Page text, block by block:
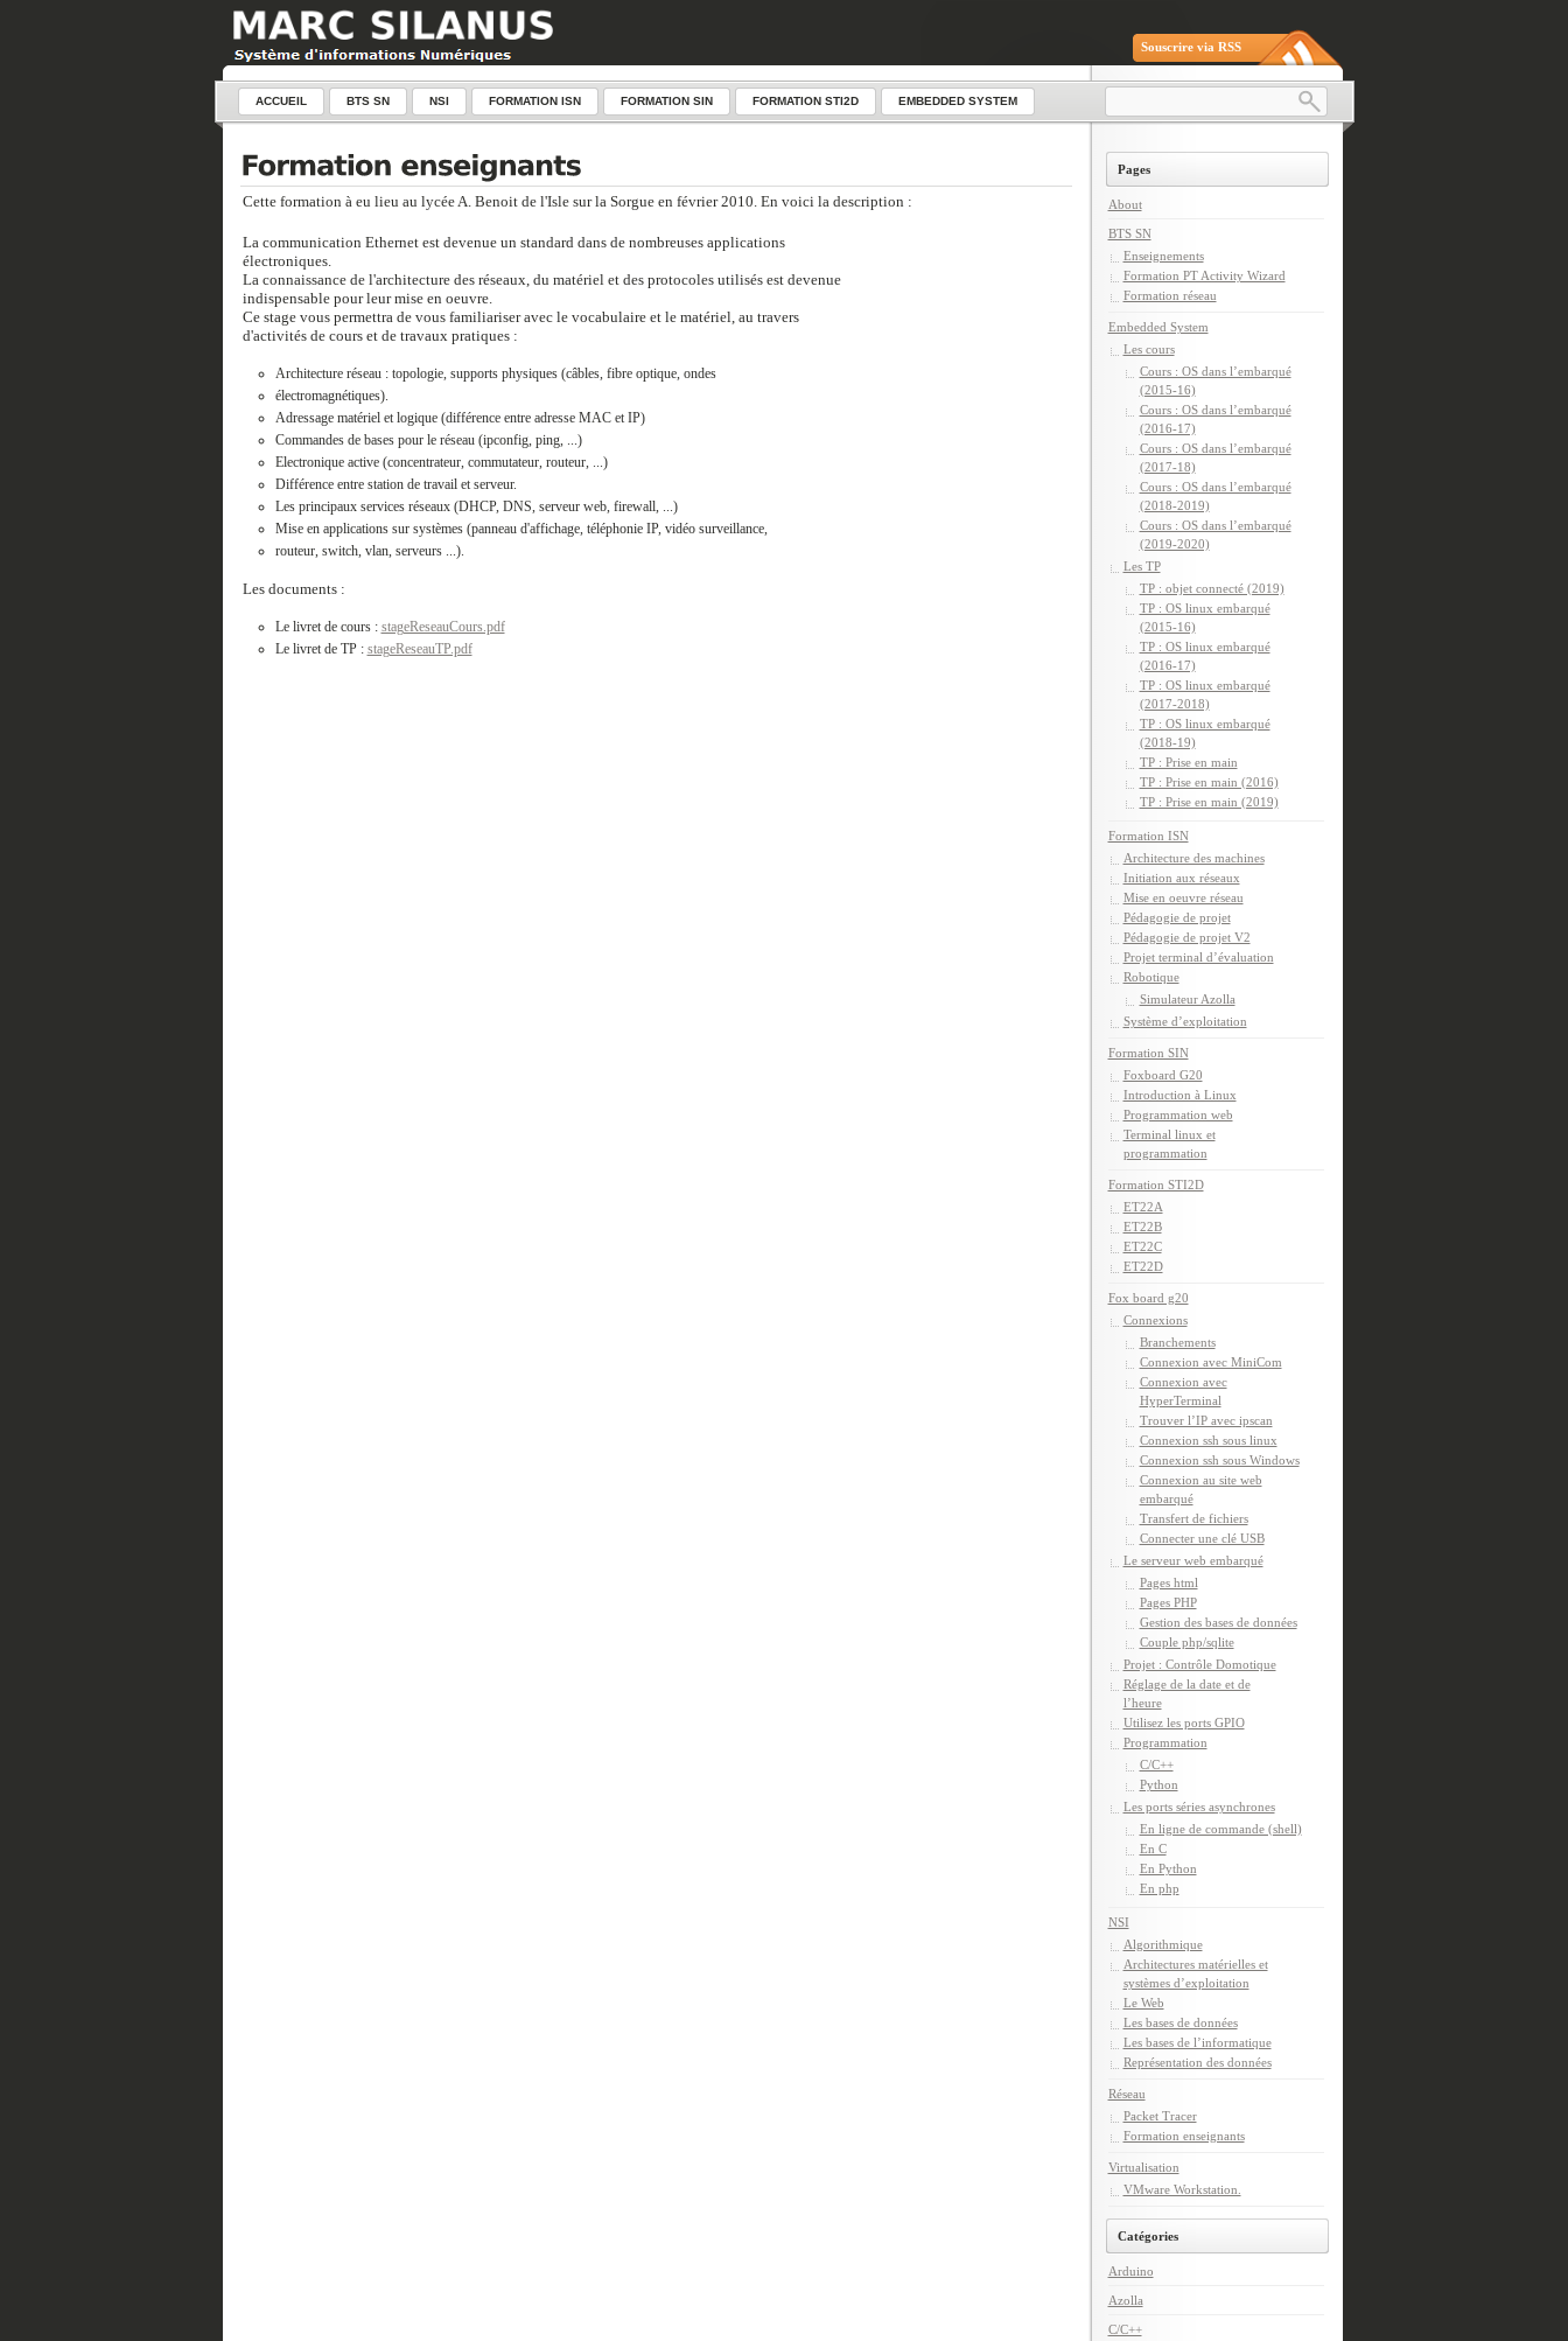
Souscrire via RSS
ACCUEIL BTS SN NSI FORMATION ISN FORMATION SIN FORMATION STI2D EMBEDDED SYSTEM
Cette formation à eu lieu au lycée A. Benoit de l'Isle sur la Sorgue en février 2010. En voici la description :
La communication Ethernet est devenue un standard dans de nombreuses applications
électroniques.
La connaissance de l'architecture des réseaux, du matériel et des protocoles utilisés est devenue
indispensable pour leur mise en oeuvre.
Ce stage vous permettra de vous familiariser avec le vocabulaire et le matériel, au travers
d'activités de cours et de travaux pratiques :
Architecture réseau : topologie, supports physiques (câbles, fibre optique, ondes
électromagnétiques).
Adressage matériel et logique (différence entre adresse MAC et IP)
Commandes de bases pour le réseau (ipconfig, ping, ...)
Electronique active (concentrateur, commutateur, routeur, ...)
Différence entre station de travail et serveur.
Les principaux services réseaux (DHCP, DNS, serveur web, firewall, ...)
Mise en applications sur systèmes (panneau d'affichage, téléphonie IP, vidéo surveillance,
routeur, switch, vlan, serveurs ...).
Les documents :
Le livret de cours : stageReseauCours.pdf
Le livret de TP : stageReseauTP.pdf
Pages
About
BTS SN
Enseignements
Formation PT Activity Wizard
Formation réseau
Embedded System
Les cours
Cours : OS dans l’embarqué
(2015-16)
Cours : OS dans l’embarqué
(2016-17)
Cours : OS dans l’embarqué
(2017-18)
Cours : OS dans l’embarqué
(2018-2019)
Cours : OS dans l’embarqué
(2019-2020)
Les TP
TP : objet connecté (2019)
TP : OS linux embarqué
(2015-16)
TP : OS linux embarqué
(2016-17)
TP : OS linux embarqué
(2017-2018)
TP : OS linux embarqué
(2018-19)
TP : Prise en main
TP : Prise en main (2016)
TP : Prise en main (2019)
Formation ISN
Architecture des machines
Initiation aux réseaux
Mise en oeuvre réseau
Pédagogie de projet
Pédagogie de projet V2
Projet terminal d’évaluation
Robotique
Simulateur Azolla
Système d’exploitation
Formation SIN
Foxboard G20
Introduction à Linux
Programmation web
Terminal linux et
programmation
Formation STI2D
ET22A
ET22B
ET22C
ET22D
Fox board g20
Connexions
Branchements
Connexion avec MiniCom
Connexion avec
HyperTerminal
Trouver l’IP avec ipscan
Connexion ssh sous linux
Connexion ssh sous Windows
Connexion au site web
embarqué
Transfert de fichiers
Connecter une clé USB
Le serveur web embarqué
Pages html
Pages PHP
Gestion des bases de données
Couple php/sqlite
Projet : Contrôle Domotique
Réglage de la date et de
l’heure
Utilisez les ports GPIO
Programmation
C/C++
Python
Les ports séries asynchrones
En ligne de commande (shell)
En C
En Python
En php
NSI
Algorithmique
Architectures matérielles et
systèmes d’exploitation
Le Web
Les bases de données
Les bases de l’informatique
Représentation des données
Réseau
Packet Tracer
Formation enseignants
Virtualisation
VMware Workstation.
Catégories
Arduino
Azolla
C/C++